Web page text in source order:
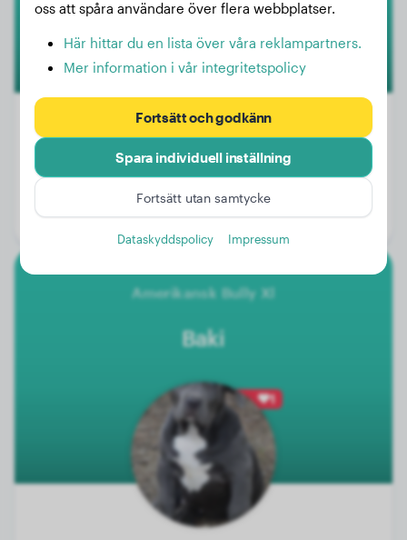
Kön:
Hanhund
Amerikansk Bully Xl
Baki
1
oss att spåra användare över flera webbplatser.
Här hittar du en lista över våra reklampartners.
Mer information i vår integritetspolicy
Fortsätt och godkänn
Spara individuell inställning
Fortsätt utan samtycke
Dataskyddspolicy Impressum